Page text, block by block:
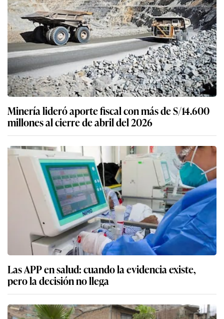
Minería lideró aporte fiscal con más de S/14.600
millones al cierre de abril del 2026
Las APP en salud: cuando la evidencia existe,
pero la decisión no llega